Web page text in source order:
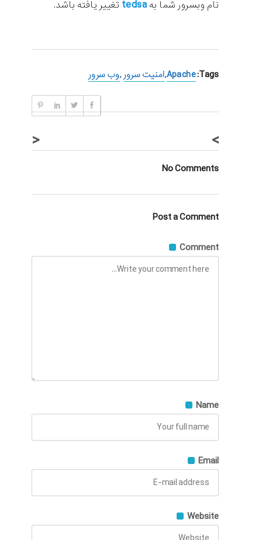
نام وبسرور شما به tedsa تغییر یافته باشد.
Tags:
Apache
,امنیت سرور ,وب سرور
< >
No Comments
Post a Comment
Comment
Name
Email
Website